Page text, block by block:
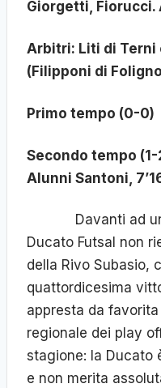
Giorgetti, Fiorucci.
Arbitri: Liti di Terni
(Filipponi di
Primo tempo (0-0)
Secondo tempo (1-
Alunni Santoni,
Davanti ad un
Ducato Futsal non
della Rivo Subasio,
quattordicesima
appresta da
regionale dei play
stagione: la Ducato
e non merita